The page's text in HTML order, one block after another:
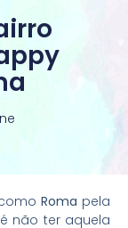
Roma pela
não ter aquela